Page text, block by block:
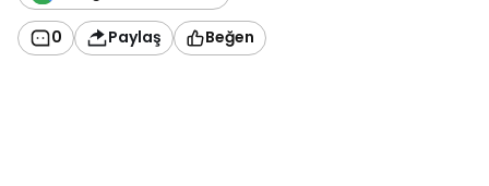
0 Paylaş Beğen